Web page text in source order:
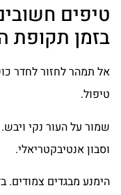
טיפים
בזמן תקופת
אל תמהר לחזור לחדר
טיפול.
שמור על העור נקי
וסבון אנטיבקטריאלי.
הימנע מבגדים צמודים.